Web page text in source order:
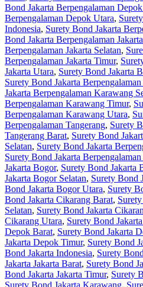
Bond Jakarta Berpengalaman
Berpengalaman Depok Utara,
Indonesia, Surety Bond Jakarta
Bond Jakarta Berpengalaman
Berpengalaman Jakarta Selatan,
Berpengalaman Jakarta Timur,
Jakarta Utara, Surety Bond Jakarta
Surety Bond Jakarta
Jakarta Berpengalaman Karawang
Berpengalaman Karawang Timur,
Berpengalaman Karawang Utara,
Berpengalaman Tangerang, Surety
Tangerang Barat, Surety Bond
Selatan, Surety Bond Jakarta
Surety Bond Jakarta
Jakarta Bogor, Surety Bond Jakarta
Jakarta Bogor Selatan, Surety Bond
Bond Jakarta Bogor Utara, Surety
Bond Jakarta Cikarang Barat,
Selatan, Surety Bond Jakarta
Cikarang Utara, Surety Bond
Depok Barat, Surety Bond Jakarta
Jakarta Depok Timur, Surety Bond
Bond Jakarta Indonesia, Surety
Jakarta Jakarta Barat, Surety Bond
Bond Jakarta Jakarta Timur, Surety
Surety Bond Jakarta Karawang,